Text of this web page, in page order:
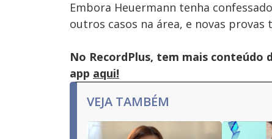
Embora Heuermann tenha
outros casos na área, e novas
No RecordPlus, tem mais conteúdo
app aqui!
VEJA TAMBÉM